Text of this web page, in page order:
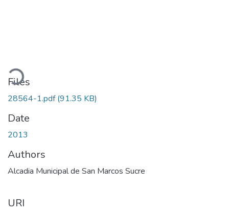
Files
28564-1.pdf(91.35 KB)
Date
2013
Authors
Alcadia Municipal de San Marcos Sucre
URI